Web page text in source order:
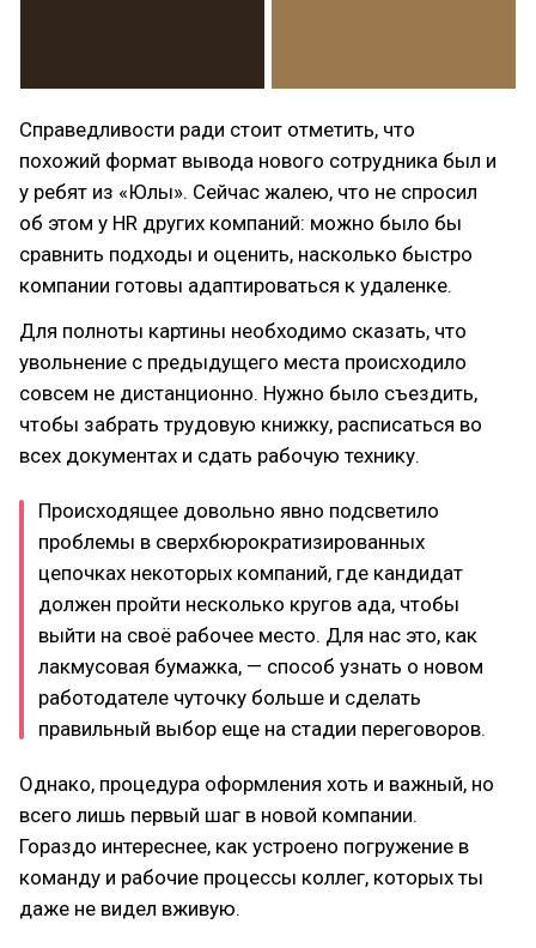
Справедливости ради стоит отметить, что
похожий формат вывода нового сотрудника был и
у ребят из «Юлы». Сейчас жалею, что не спросил
об этом у HR других компаний: можно было бы
сравнить подходы и оценить, насколько быстро
компании готовы адаптироваться к удаленке.
Для полноты картины необходимо сказать, что
увольнение с предыдущего места происходило
совсем не дистанционно. Нужно было съездить,
чтобы забрать трудовую книжку, расписаться во
всех документах и сдать рабочую технику.
Происходящее довольно явно подсветило
проблемы в сверхбюрократизированных
цепочках некоторых компаний, где кандидат
должен пройти несколько кругов ада, чтобы
выйти на своё рабочее место. Для нас это, как
лакмусовая бумажка, — способ узнать о новом
работодателе чуточку больше и сделать
правильный выбор еще на стадии переговоров.
Однако, процедура оформления хоть и важный, но
всего лишь первый шаг в новой компании.
Гораздо интереснее, как устроено погружение в
команду и рабочие процессы коллег, которых ты
даже не видел вживую.